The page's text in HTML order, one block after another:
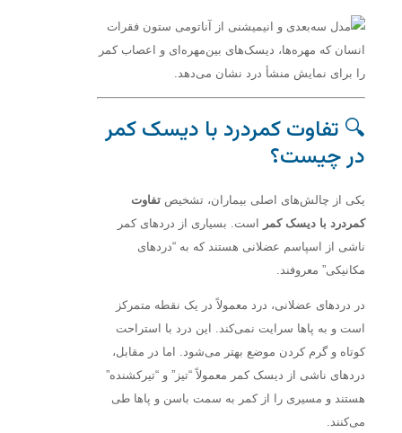
🔍 تفاوت کمردرد با دیسک کمر
در چیست؟
یکی از چالش‌های اصلی بیماران، تشخیص تفاوت
کمردرد با دیسک کمر است. بسیاری از دردهای کمر
ناشی از اسپاسم عضلانی هستند که به “دردهای
مکانیکی” معروفند.
در دردهای عضلانی، درد معمولاً در یک نقطه متمرکز
است و به پاها سرایت نمی‌کند. این درد با استراحت
کوتاه و گرم کردن موضع بهتر می‌شود. اما در مقابل،
دردهای ناشی از دیسک کمر معمولاً “تیز” و “تیرکشنده”
هستند و مسیری را از کمر به سمت باسن و پاها طی
می‌کنند.